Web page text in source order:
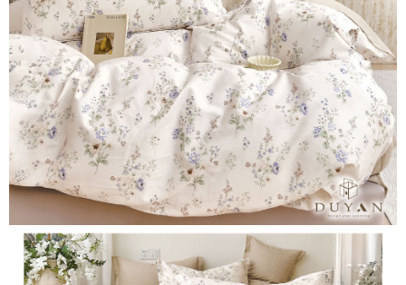
1.分期款項不併入電信帳單，「大哥付你分期」於每月結算日後寄送繳費提
醒簡訊。
2.透過簡訊連結打開帳單後，可選擇「超商條碼／台灣大直營門市／銀行轉
帳／街口支付／iPASS MONEY」等通路繳費。
【注意事項】
1.本服務係由「台灣大哥大股份有限公司」（以下簡稱本公司）所提供，讓
用戶於交易時，得透過本服務購買商品或服務，並由商店將買賣／分期付款
買賣價金債權讓與本公司後，依約使用本公司帳單繳交帳款。
2.基於同意付款使用「大哥付你分期」之契約關係目的，商店將以您的個人
資料（包含姓名、電話或地址）提供予台灣大哥大進項蒐集、處理及利用，
由本公司與您本人進行分期帳單所需資料之確認、核對及更正。
3.完整用戶服務條款，請詳閱以下連結：
https://oppay.tw/userRule
【「AFTEE先享後付」結帳流程】
１．於結帳方式選擇「AFTEE先享後付」後，將跳轉至「AFTEE先享後付」
結帳頁面，進行簡訊認證並確認金額後，即可完成結帳。
２．訂單成立數日內，您將收到繳費通知簡訊。
３．收到繳費通知簡訊後14天內，點擊此簡訊中的連結，可透過四大超商／
ATM／網路銀行／等多元方式進行付款，方視為交易完成。
※ 請注意：結帳手續完成當下不需立刻繳費，但若您需要取消訂單，請聯絡
購買商品的店家。未經商家同意取消之訂單仍視為有效，需透過AFTEE先享
後付繳納相關費用。
※ 交易是否成功請以「AFTEE先享後付 」之結帳頁面顯示為準，若有關於
是否繳費成功／繳費後需取消欲退款等相關疑問，請聯繫「AFTEE先享後付
客戶支援中心」 https://netprotections.freshdesk.com/support/home
【注意事項】
１．透過由恩沛科技股份有限公司提供之「AFTEE先享後付」服務完成之交
易，需依本服務之必要範圍內提供個人資料，並將交易相關給付款項請求債
權轉讓予恩沛科技股份有限公司。
運送方式
全家取貨付款
每筆NT$60，滿NT$999(含以上)免運費
付款後全家取貨
每筆NT$60，滿NT$999(含以上)免運費
7-11取貨付款
每筆NT$60，滿NT$999(含以上)免運費
每筆NT$60，滿NT$999(含以上)免運費
新竹貨運